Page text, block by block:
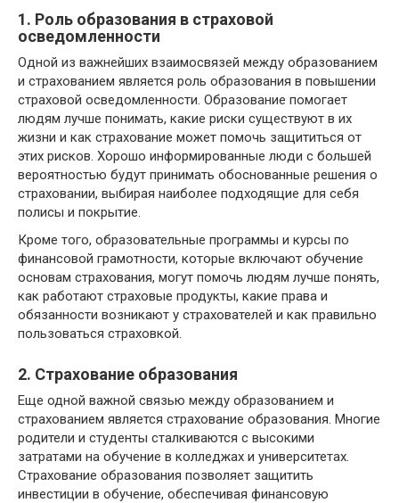
1. Роль образования в страховой
осведомленности
Одной из важнейших взаимосвязей между образованием
и страхованием является роль образования в повышении
страховой осведомленности. Образование помогает
людям лучше понимать, какие риски существуют в их
жизни и как страхование может помочь защититься от
этих рисков. Хорошо информированные люди с большей
вероятностью будут принимать обоснованные решения о
страховании, выбирая наиболее подходящие для себя
полисы и покрытие.
Кроме того, образовательные программы и курсы по
финансовой грамотности, которые включают обучение
основам страхования, могут помочь людям лучше понять,
как работают страховые продукты, какие права и
обязанности возникают у страхователей и как правильно
пользоваться страховкой.
2. Страхование образования
Еще одной важной связью между образованием и
страхованием является страхование образования. Многие
родители и студенты сталкиваются с высокими
затратами на обучение в колледжах и университетах.
Страхование образования позволяет защитить
инвестиции в обучение, обеспечивая финансовую